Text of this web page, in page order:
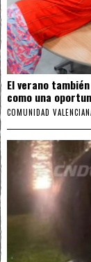
El verano
como una
COMUNIDAD